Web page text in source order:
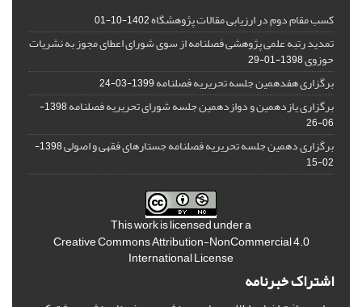
کسب مقام دوم در ارزیابی مقالات پژوهشگاه1402-10-01
تمدید رتبه علمی پژوهشی فصلنامه از سوی شورای اعطای مجوز به نشریات
حوزوی1398-01-29
برگزاری هفدهمین جلسه تحریریه فصلنامه1399-03-24
برگزاری یازدهمین و دوازدهمین جلسه شورای تحریریه فصلنامه
1398-
06-26
برگزاری دهمین جلسه تحریریه فصلنامه جستارهای فقهی و اصولی
1398-
02-15
This work is licensed under a
Creative Commons Attribution-NonCommercial 4.0
International License
اشتراک خبرنامه